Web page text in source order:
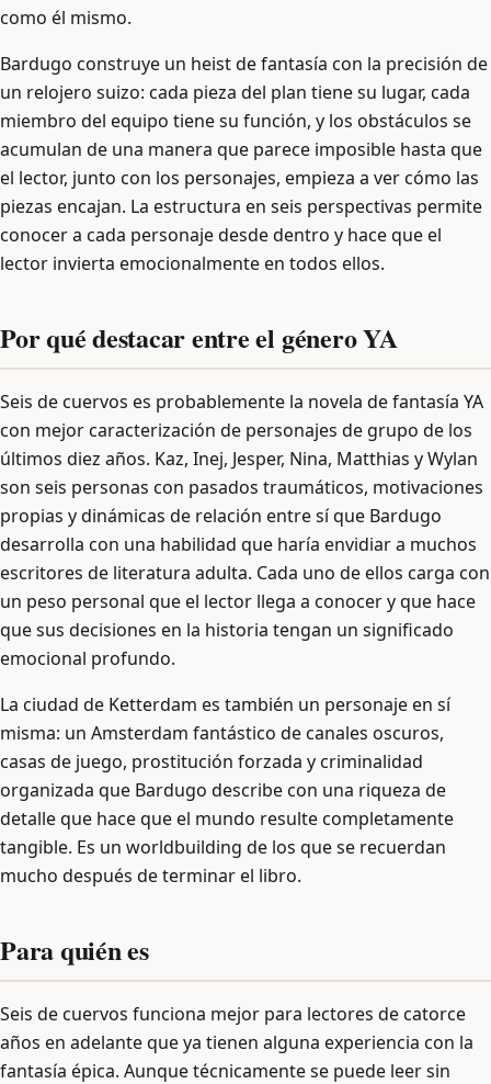
como él mismo.
Bardugo construye un heist de fantasía con la precisión de
un relojero suizo: cada pieza del plan tiene su lugar, cada
miembro del equipo tiene su función, y los obstáculos se
acumulan de una manera que parece imposible hasta que
el lector, junto con los personajes, empieza a ver cómo las
piezas encajan. La estructura en seis perspectivas permite
conocer a cada personaje desde dentro y hace que el
lector invierta emocionalmente en todos ellos.
Por qué destacar entre el género YA
Seis de cuervos es probablemente la novela de fantasía YA
con mejor caracterización de personajes de grupo de los
últimos diez años. Kaz, Inej, Jesper, Nina, Matthias y Wylan
son seis personas con pasados traumáticos, motivaciones
propias y dinámicas de relación entre sí que Bardugo
desarrolla con una habilidad que haría envidiar a muchos
escritores de literatura adulta. Cada uno de ellos carga con
un peso personal que el lector llega a conocer y que hace
que sus decisiones en la historia tengan un significado
emocional profundo.
La ciudad de Ketterdam es también un personaje en sí
misma: un Amsterdam fantástico de canales oscuros,
casas de juego, prostitución forzada y criminalidad
organizada que Bardugo describe con una riqueza de
detalle que hace que el mundo resulte completamente
tangible. Es un worldbuilding de los que se recuerdan
mucho después de terminar el libro.
Para quién es
Seis de cuervos funciona mejor para lectores de catorce
años en adelante que ya tienen alguna experiencia con la
fantasía épica. Aunque técnicamente se puede leer sin